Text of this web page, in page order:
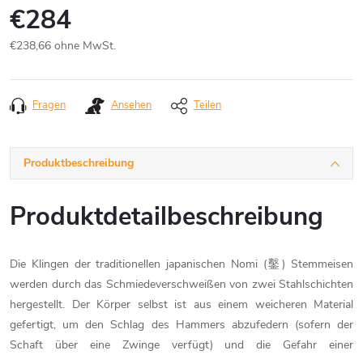
€284
€238,66 ohne MwSt.
Fragen Ansehen Teilen
Produktbeschreibung
Produktdetailbeschreibung
Die Klingen der traditionellen japanischen Nomi (鑿) Stemmeisen
werden durch das Schmiedeverschweißen von zwei Stahlschichten
hergestellt. Der Körper selbst ist aus einem weicheren Material
gefertigt, um den Schlag des Hammers abzufedern (sofern der
Schaft über eine Zwinge verfügt) und die Gefahr einer